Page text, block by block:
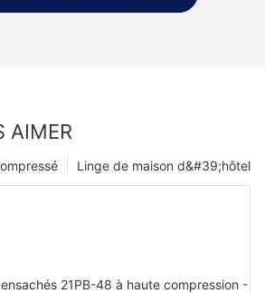
AIMER
Linge de maison d&#39;hôtel